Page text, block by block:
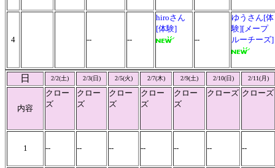
4 -- --
hiroさん
[体験]
--
ゆうさん[体
験][メープ
ルーチーズ]
日 2/2(土) 2/3(日) 2/5(火) 2/7(木) 2/9(土) 2/10(日) 2/11(月)
内容
クロー
ズ
クロー
ズ
クロー
ズ
クロー
ズ
クロー
ズ
クローズ クローズ
1 -- -- -- -- -- -- --